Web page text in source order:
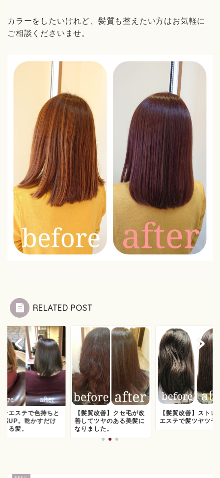
カラーをしたいけれど、髪質も整えたい方はお気軽に
ご相談くださいませ。
RELATED POST
ーエステで色持ちと
感UP。乾かすだけ
る髪。
【髪質改善】クセ毛が改
善してツヤのある美髪に
なりました。
【髪質改善】ストレ
エステで髪ツヤツヤ